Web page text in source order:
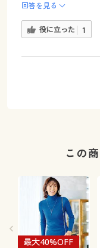
回答を見る
役に立った 1
この
最大40%OFF